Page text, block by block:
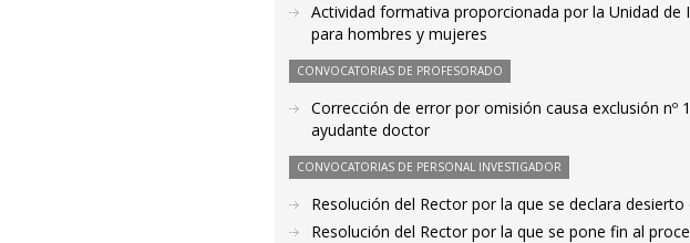
Actividad formativa proporcionada por la Unidad
para hombres y mujeres
CONVOCATORIAS DE PROFESORADO
Corrección de error por omisión causa exclusión
ayudante doctor
CONVOCATORIAS DE PERSONAL INVESTIGADOR
Resolución del Rector por la que se declara
Resolución del Rector por la que se pone fin al